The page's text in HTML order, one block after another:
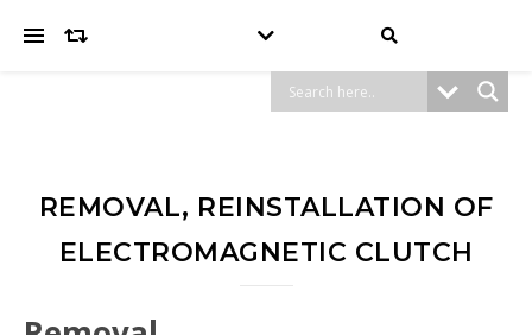
REMOVAL, REINSTALLATION OF
ELECTROMAGNETIC CLUTCH